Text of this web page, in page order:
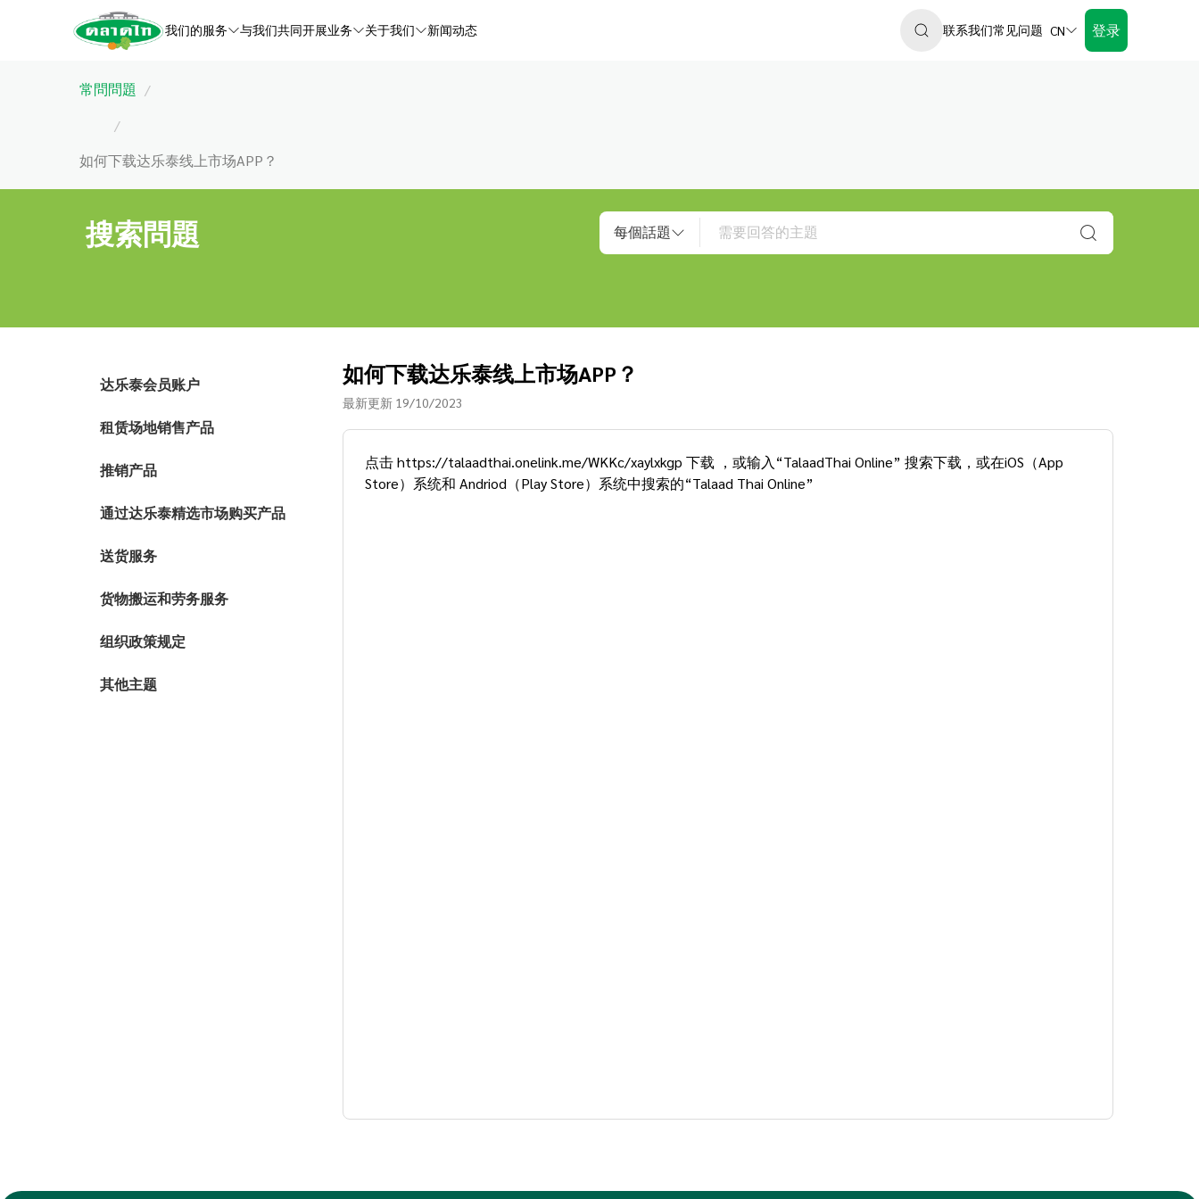
我们的服务 与我们共同开展业务 关于我们 新闻动态 联系我们常见问题 CN 登录
常問問題 /
/
如何下载达乐泰线上市场APP？
搜索問題 每個話題
达乐泰会员账户
租赁场地销售产品
推销产品
通过达乐泰精选市场购买产品
送货服务
货物搬运和劳务服务
组织政策规定
其他主题
如何下载达乐泰线上市场APP？
最新更新 19/10/2023
点击 https://talaadthai.onelink.me/WKKc/xaylxkgp 下载 ，或输入“TalaadThai Online” 搜索下载，或在iOS（App
Store）系统和 Andriod（Play Store）系统中搜索的“Talaad Thai Online”